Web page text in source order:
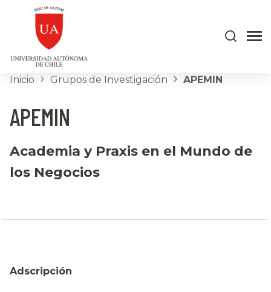
Inicio Grupos de Investigación APEMIN
APEMIN
Academia y Praxis en el Mundo de
los Negocios
Adscripción